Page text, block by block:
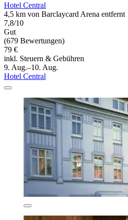
Hotel Central
4,5 km von Barclaycard Arena entfernt
7,8/10
Gut
(679 Bewertungen)
79 €
inkl. Steuern & Gebühren
9. Aug.–10. Aug.
Hotel Central